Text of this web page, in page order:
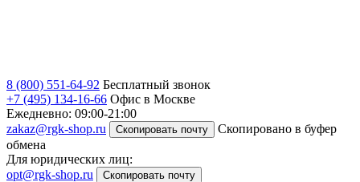
8 (800) 551-64-92 Бесплатный звонок
+7 (495) 134-16-66 Офис в Москве
Ежедневно: 09:00-21:00
zakaz@rgk-shop.ru
Скопировать почту
Скопировано в буфер
обмена
Для юридических лиц:
opt@rgk-shop.ru
Скопировать почту